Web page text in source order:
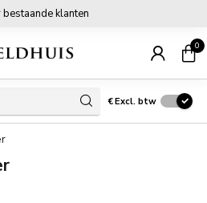
klanten
0
€Excl. btw